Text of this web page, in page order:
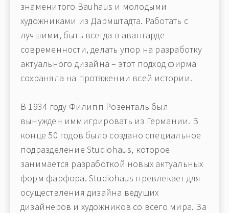
знаменитого Bauhaus и молодыми
художниками из Дармштадта. Работать с
лучшими, быть всегда в авангарде
современности, делать упор на разработку
актуального дизайна – этот подход фирма
сохраняла на протяжении всей истории.
В 1934 году Филипп Розенталь был
вынужден иммигрировать из Германии. В
конце 50 годов было создано специальное
подразделение Studiohaus, которое
занимается разработкой новых актуальных
форм фарфора. Studiohaus превлекает для
осуществления дизайна ведущих
дизайнеров и художников со всего мира. За